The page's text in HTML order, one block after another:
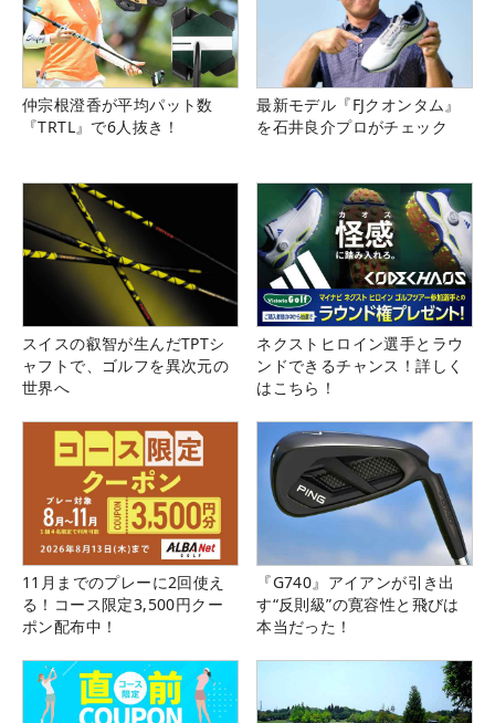
仲宗根澄香が平均パット数
『TRTL』で6人抜き！
最新モデル『FJクオンタム』
を石井良介プロがチェック
スイスの叡智が生んだTPTシ
ャフトで、ゴルフを異次元の
世界へ
ネクストヒロイン選手とラウ
ンドできるチャンス！詳しく
はこちら！
11月までのプレーに2回使え
る！コース限定3,500円クー
ポン配布中！
『G740』アイアンが引き出
す“反則級”の寛容性と飛びは
本当だった！